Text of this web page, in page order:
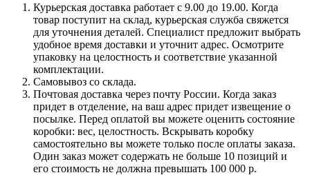
Курьерская доставка работает с 9.00 до 19.00. Когда
товар поступит на склад, курьерская служба свяжется
для уточнения деталей. Специалист предложит выбрать
удобное время доставки и уточнит адрес. Осмотрите
упаковку на целостность и соответствие указанной
комплектации.
Самовывоз со склада.
Почтовая доставка через почту России. Когда заказ
придет в отделение, на ваш адрес придет извещение о
посылке. Перед оплатой вы можете оценить состояние
коробки: вес, целостность. Вскрывать коробку
самостоятельно вы можете только после оплаты заказа.
Один заказ может содержать не больше 10 позиций и
его стоимость не должна превышать 100 000 р.